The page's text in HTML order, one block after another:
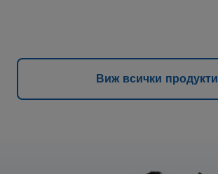
Виж всички продукти